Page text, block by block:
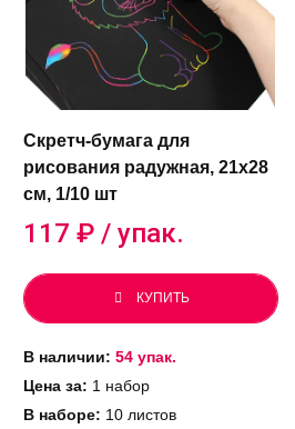
Скретч-бумага для
рисования радужная, 21х28
см, 1/10 шт
117 ₽ / упак.
КУПИТЬ
В наличии: 54 упак.
Цена за: 1 набор
В наборе: 10 листов